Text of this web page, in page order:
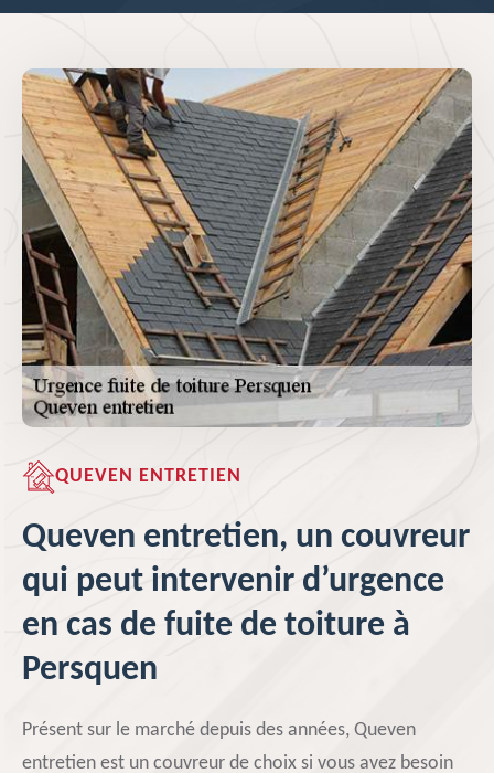
QUEVEN ENTRETIEN
Queven entretien, un couvreur
qui peut intervenir d’urgence
en cas de fuite de toiture à
Persquen
Présent sur le marché depuis des années, Queven
entretien est un couvreur de choix si vous avez besoin